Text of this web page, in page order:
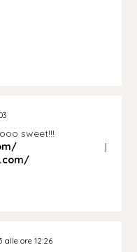
sweet!!!
|
alle ore 12:26